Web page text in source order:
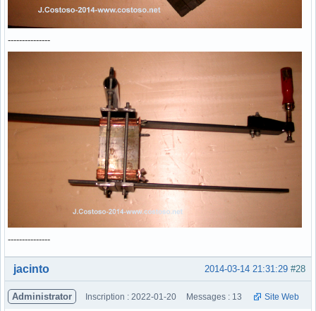
---------------
---------------
Hors ligne #28
2014-03-14 21:31:29
jacinto
Administrator Inscription : 2022-01-20 Messages : 13 Site Web